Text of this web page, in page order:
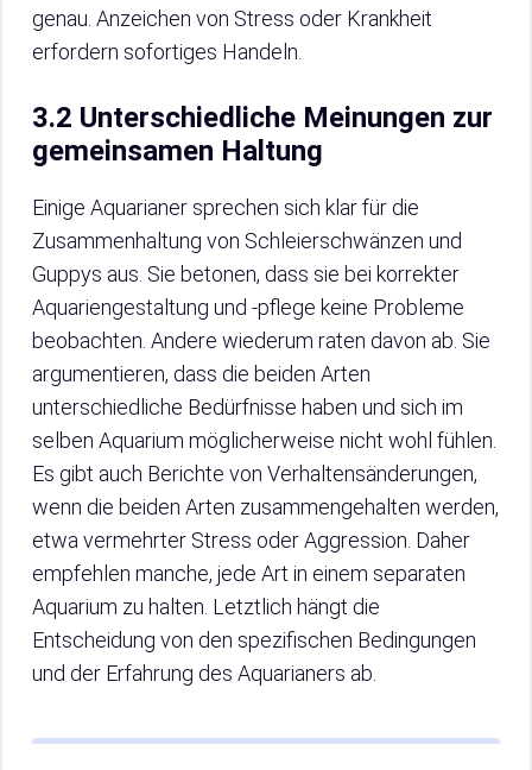
genau. Anzeichen von Stress oder Krankheit
erfordern sofortiges Handeln.
3.2 Unterschiedliche Meinungen zur
gemeinsamen Haltung
Einige Aquarianer sprechen sich klar für die
Zusammenhaltung von Schleierschwänzen und
Guppys aus. Sie betonen, dass sie bei korrekter
Aquariengestaltung und -pflege keine Probleme
beobachten. Andere wiederum raten davon ab. Sie
argumentieren, dass die beiden Arten
unterschiedliche Bedürfnisse haben und sich im
selben Aquarium möglicherweise nicht wohl fühlen.
Es gibt auch Berichte von Verhaltensänderungen,
wenn die beiden Arten zusammengehalten werden,
etwa vermehrter Stress oder Aggression. Daher
empfehlen manche, jede Art in einem separaten
Aquarium zu halten. Letztlich hängt die
Entscheidung von den spezifischen Bedingungen
und der Erfahrung des Aquarianers ab.